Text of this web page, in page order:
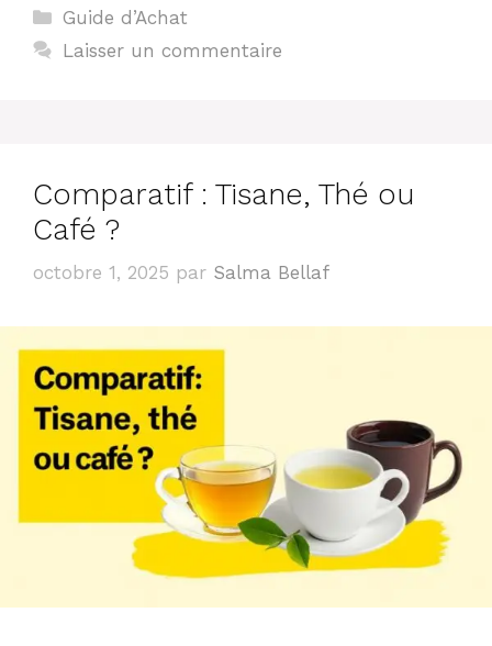
Catégories
Guide d’Achat
Laisser un commentaire
Comparatif : Tisane, Thé ou
Café ?
octobre 1, 2025 par Salma Bellaf